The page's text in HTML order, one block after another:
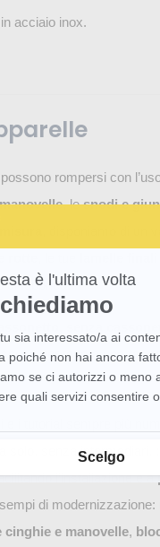
DI PIÙ SU
è l'ultima volta
sia interessato/a ai
poiché non hai ancora
se ci autorizzi o meno
quali servizi consentire
Scelgo
Axeptio consent
acciaio inox.
rompersi con
, lesnodi e
, disponiamo di un
di fabbrica!
senza
per tenere una
i tutorial sempre più
solo, senza intermediari.
l’installazione e a
di modernizzazione:
e manovelle,